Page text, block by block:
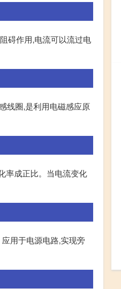
碍作用,电流可以流过电
线圈,是利用电磁感应原
率成正比。当电流变化
用于电源电路,实现旁